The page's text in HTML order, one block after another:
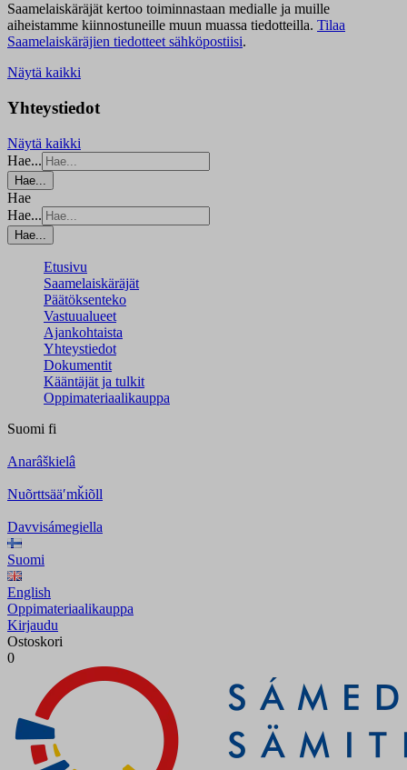
Saamelaiskäräjät kertoo toiminnastaan medialle ja muille
aiheistamme kiinnostuneille muun muassa tiedotteilla. Tilaa
Saamelaiskäräjien tiedotteet sähköpostiisi.
Näytä kaikki
Yhteystiedot
Näytä kaikki
Hae...
Hae...
Hae
Hae...
Hae...
Etusivu
Saamelaiskäräjät
Päätöksenteko
Vastuualueet
Ajankohtaista
Yhteystiedot
Dokumentit
Kääntäjät ja tulkit
Oppimateriaalikauppa
Suomi fi
Anarâškielâ
Nuõrttsääʹmǩiõll
Davvisámegiella
Suomi
English
Oppimateriaalikauppa
Kirjaudu
Ostoskori
0